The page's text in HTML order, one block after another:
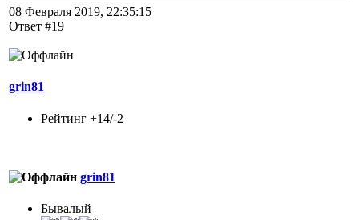
08 Февраля 2019, 22:35:15
Ответ #19
grin81
Рейтинг +14/-2
grin81
Бывалый